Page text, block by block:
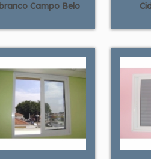
branco Campo Belo